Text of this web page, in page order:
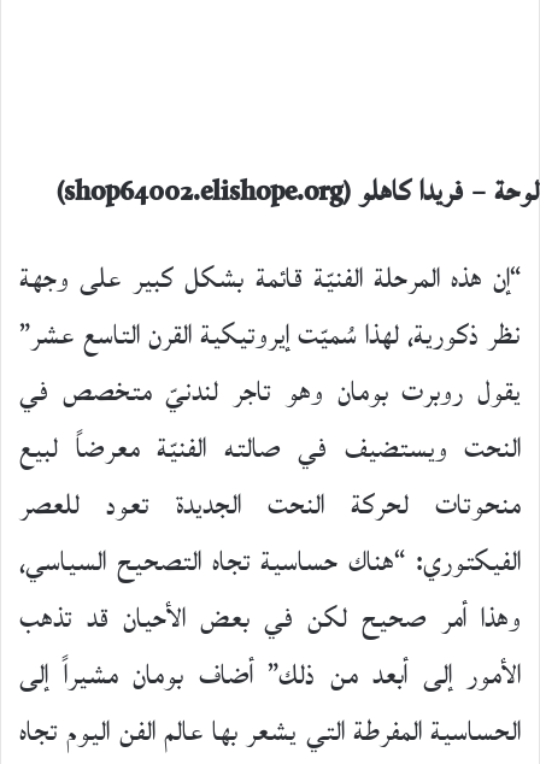
لوحة – فريدا كاهلو (shop64002.elishope.org)
“إن هذه المرحلة الفنيّة قائمة بشكل كبير على وجهة
نظر ذكورية، لهذا سُميّت إيروتيكية القرن التاسع عشر”
يقول روبرت بومان وهو تاجر لندنيّ متخصص في
النحت ويستضيف في صالته الفنيّة معرضاً لبيع
منحوتات لحركة النحت الجديدة تعود للعصر
الفيكتوري: “هناك حساسية تجاه التصحيح السياسي،
وهذا أمر صحيح لكن في بعض الأحيان قد تذهب
الأمور إلى أبعد من ذلك” أضاف بومان مشيراً إلى
الحساسية المفرطة التي يشعر بها عالم الفن اليوم تجاه